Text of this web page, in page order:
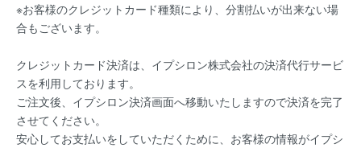
※お客様のクレジットカード種類により、分割払いが出来ない場
合もございます。
クレジットカード決済は、イプシロン株式会社の決済代行サービ
スを利用しております。
ご注文後、イプシロン決済画面へ移動いたしますので決済を完了
させてください。
安心してお支払いをしていただくために、お客様の情報がイプシ